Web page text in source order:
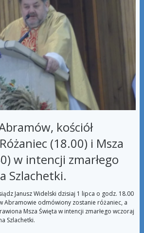
kościół
(18.00) i Msza
w intencji zmarłego
Szlachetki.
Janusz Widelski dzisiaj 1 lipca o godz. 18.00
Abramowie odmówiony zostanie różaniec, a
Msza Święta w intencji zmarłego wczoraj
Szlachetki.